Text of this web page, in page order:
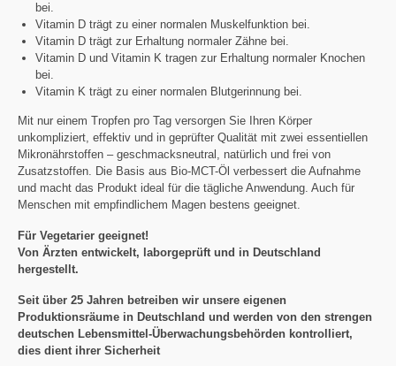
bei.
Vitamin D trägt zu einer normalen Muskelfunktion bei.
Vitamin D trägt zur Erhaltung normaler Zähne bei.
Vitamin D und Vitamin K tragen zur Erhaltung normaler Knochen
bei.
Vitamin K trägt zu einer normalen Blutgerinnung bei.
Mit nur einem Tropfen pro Tag versorgen Sie Ihren Körper
unkompliziert, effektiv und in geprüfter Qualität mit zwei essentiellen
Mikronährstoffen – geschmacksneutral, natürlich und frei von
Zusatzstoffen. Die Basis aus Bio-MCT-Öl verbessert die Aufnahme
und macht das Produkt ideal für die tägliche Anwendung. Auch für
Menschen mit empfindlichem Magen bestens geeignet.
Für Vegetarier geeignet!
Von Ärzten entwickelt, laborgeprüft und in Deutschland
hergestellt.
Seit über 25 Jahren betreiben wir unsere eigenen
Produktionsräume in Deutschland und werden von den strengen
deutschen Lebensmittel-Überwachungsbehörden kontrolliert,
dies dient ihrer Sicherheit